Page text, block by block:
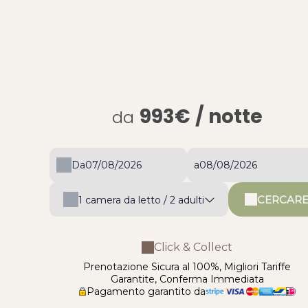
da 993€ / notte
Da a
1 camera da letto / 2 adulti CERCARE
Click & Collect
Prenotazione Sicura al 100%, Migliori Tariffe
Garantite, Conferma Immediata
Pagamento garantito da